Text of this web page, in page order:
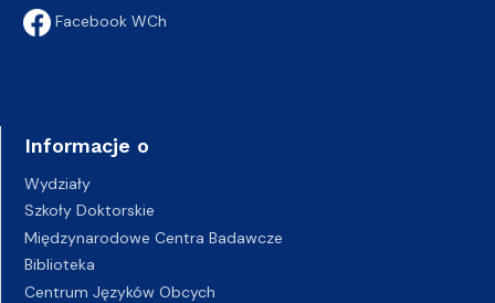
Facebook WCh
Informacje o
Wydziały
Szkoły Doktorskie
Międzynarodowe Centra Badawcze
Biblioteka
Centrum Języków Obcych